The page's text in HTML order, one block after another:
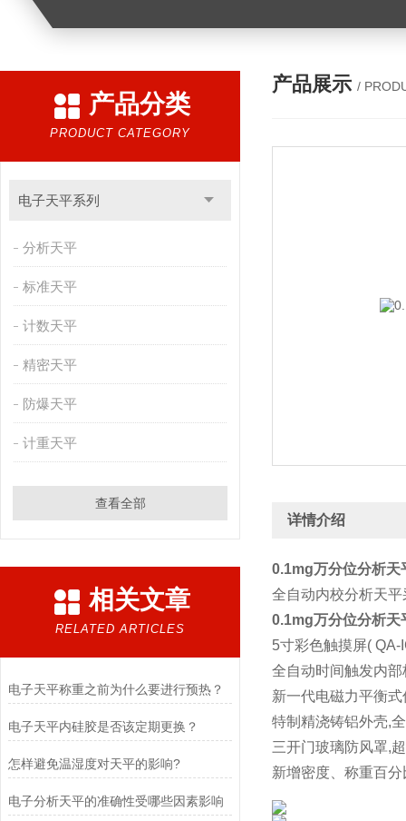
产品分类
PRODUCT CATEGORY
电子天平系列
分析天平
标准天平
计数天平
精密天平
防爆天平
计重天平
查看全部
相关文章
RELATED ARTICLES
电子天平称重之前为什么要进行预热？
电子天平内硅胶是否该定期更换？
怎样避免温湿度对天平的影响?
电子分析天平的准确性受哪些因素影响
产品展示 /
详情介绍
0.1mg万分位分析天
全自动内校分析天
0.1mg万分位分析天
5寸彩色触摸屏(
全自动时间触发内
新一代电磁力平衡
特制精浇铸铝外壳,
三开门玻璃防风罩,
新增密度、称重百